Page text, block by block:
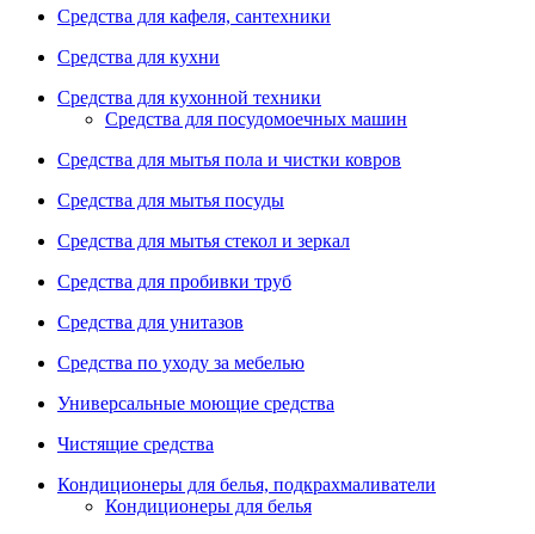
Средства для кафеля, сантехники
Средства для кухни
Средства для кухонной техники
Средства для посудомоечных машин
Средства для мытья пола и чистки ковров
Средства для мытья посуды
Средства для мытья стекол и зеркал
Средства для пробивки труб
Средства для унитазов
Средства по уходу за мебелью
Универсальные моющие средства
Чистящие средства
Кондиционеры для белья, подкрахмаливатели
Кондиционеры для белья